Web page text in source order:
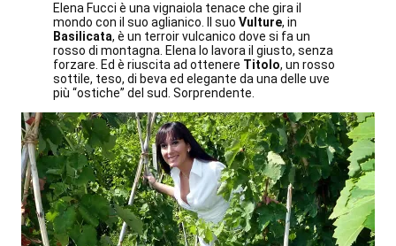
Elena Fucci è una vignaiola tenace che gira il
mondo con il suo aglianico. Il suo Vulture, in
Basilicata, è un terroir vulcanico dove si fa un
rosso di montagna. Elena lo lavora il giusto, senza
forzare. Ed è riuscita ad ottenere Titolo, un rosso
sottile, teso, di beva ed elegante da una delle uve
più “ostiche” del sud. Sorprendente.